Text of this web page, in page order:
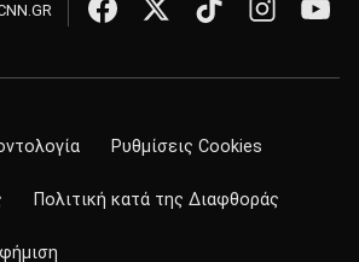
Ρυθμίσεις Cookies
Πολιτική κατά της Διαφθοράς